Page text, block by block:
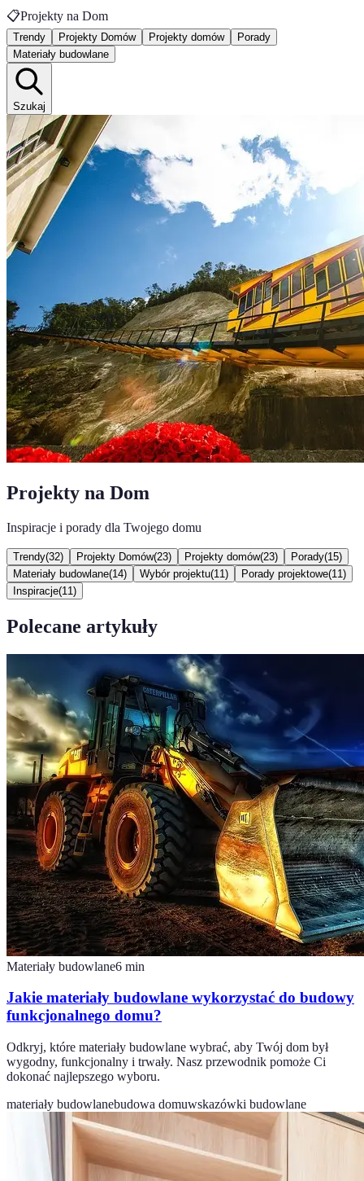
📋Projekty na Dom
Trendy Projekty Domów Projekty domów
Porady
Materiały budowlane
Szukaj
Projekty na Dom
Inspiracje i porady dla Twojego domu
Trendy(32) Projekty Domów(23) Projekty domów(23) Porady(15)
Materiały budowlane(14) Wybór projektu(11 ) Porady projektowe(11 )
Inspiracje(11 )
Polecane artykuły
Materiały budowlane6 min
Jakie materiały budowlane wykorzystać do budowy
funkcjonalnego domu?
Odkryj, które materiały budowlane wybrać, aby Twój dom był
wygodny, funkcjonalny i trwały. Nasz przewodnik pomoże Ci
dokonać najlepszego wyboru.
materiały budowlanebudowa domuwskazówki budowlane